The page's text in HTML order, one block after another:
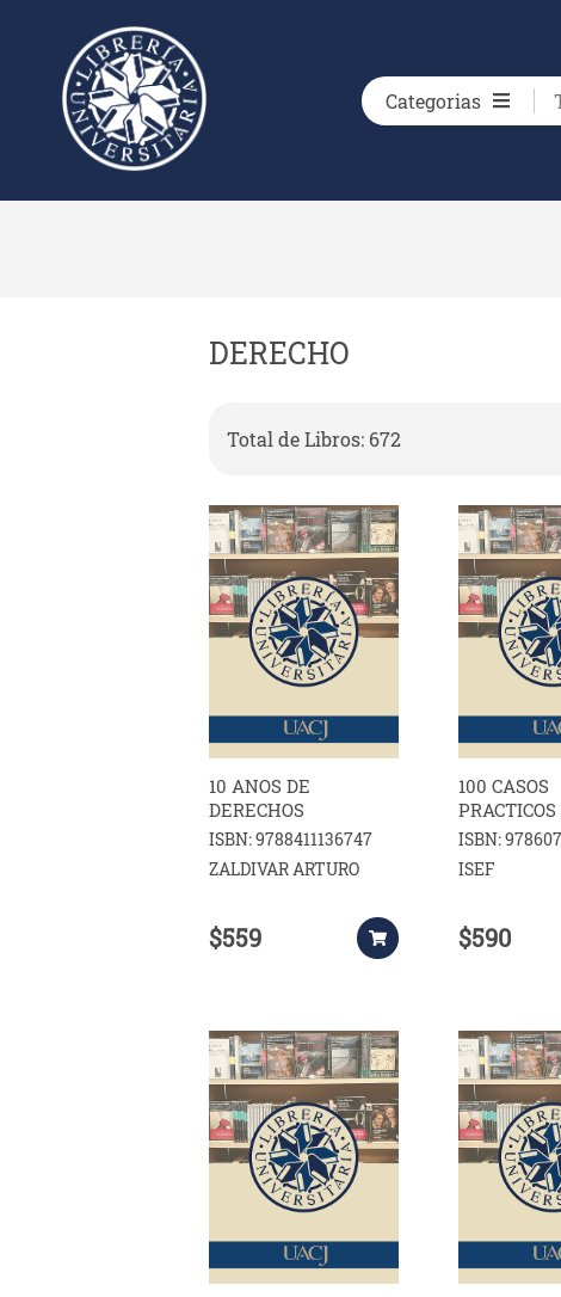
Categorias
DERECHO
Total de Libros: 672
10 ANOS DE
DERECHOS
ISBN: 9788411136747
ZALDIVAR ARTURO
$559
100 CASOS
ISBN:
ISEF
$590